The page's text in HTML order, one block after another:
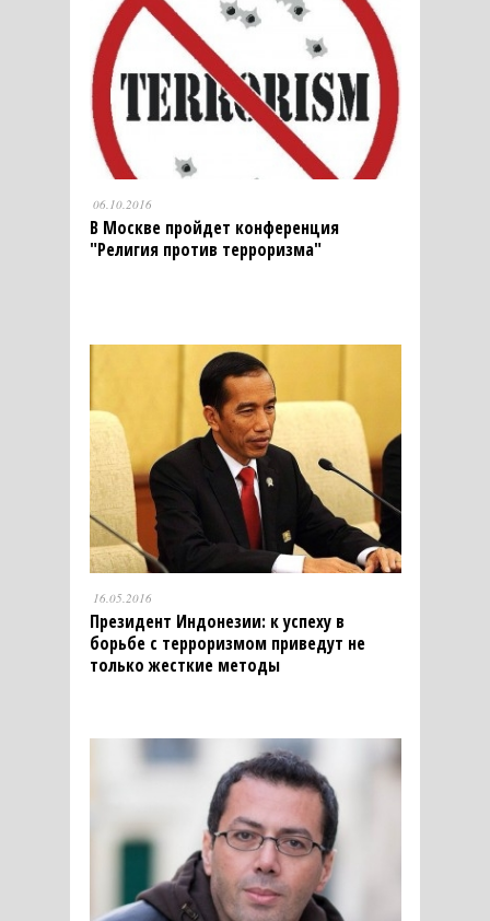
06.10.2016
В Москве пройдет конференция
"Религия против терроризма"
16.05.2016
Президент Индонезии: к успеху в
борьбе с терроризмом приведут не
только жесткие методы